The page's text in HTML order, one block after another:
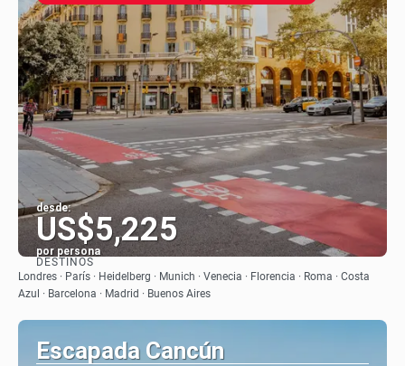
desde:
US$5,225
por persona
Ver
DESTINOS
Londres · París · Heidelberg · Munich · Venecia · Florencia · Roma · Costa
Azul · Barcelona · Madrid · Buenos Aires
Escapada Cancún